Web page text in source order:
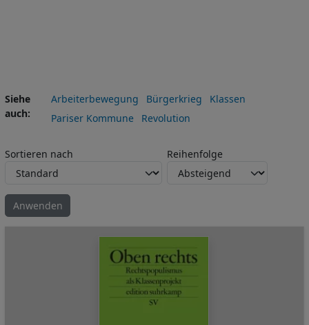
Siehe
auch
Arbeiterbewegung Bürgerkrieg
Klassen
Pariser Kommune
Revolution
Sortieren nach Reihenfolge